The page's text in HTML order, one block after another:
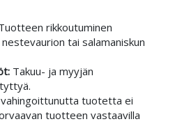
rikkoutuminen
tai salamaniskun
Takuu- ja myyjän
tuotetta ei
tuotteen vastaavilla